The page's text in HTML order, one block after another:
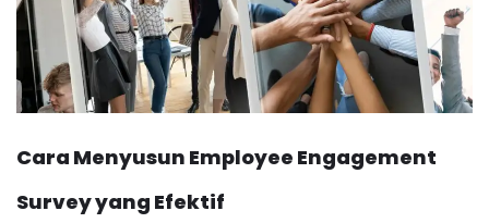
Cara Menyusun Employee Engagement
Survey yang Efektif